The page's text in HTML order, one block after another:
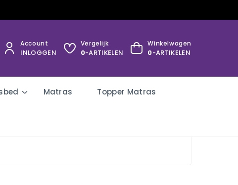
Account
INLOGGEN
Vergelijk
0-ARTIKELEN
Winkelwagen
0-ARTIKELEN
Matras Topper Matras